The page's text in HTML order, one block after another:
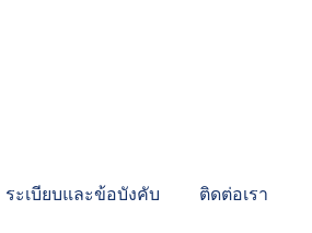
ระเบียบและข้อบังคับ ติดต่อเรา